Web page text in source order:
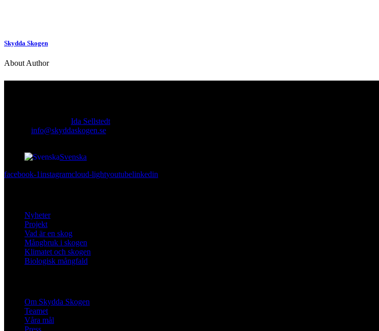
Skydda Skogen
About Author
Ida Sellstedt
info@skyddaskogen.se
Svenska
facebook-1instagramcloud-lightyoutubelinkedin
Nyheter
Projekt
Vad är en skog
Mångbruk i skogen
Klimatet och skogen
Biologisk mångfald
Om Skydda Skogen
Teamet
Våra mål
Press